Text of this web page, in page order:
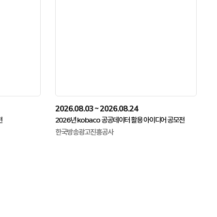
2026.08.03 ~ 2026.08.24
2026년 kobaco 공공데이터 활용 아이디어 공모전
한국방송광고진흥공사